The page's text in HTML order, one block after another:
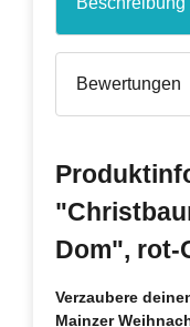
Bewertungen
Dom", rot-
Verzaubere
Mainzer